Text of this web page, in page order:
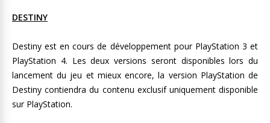
DESTINY
Destiny est en cours de développement pour PlayStation 3 et
PlayStation 4. Les deux versions seront disponibles lors du
lancement du jeu et mieux encore, la version PlayStation de
Destiny contiendra du contenu exclusif uniquement disponible
sur PlayStation.